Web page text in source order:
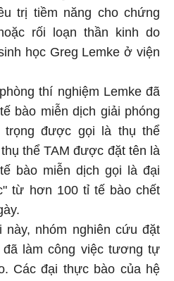
trị tiềm năng cho chứng
rối loạn thần kinh do
học Greg Lemke ở viện
thí nghiệm Lemke đã
bào miễn dịch giải phóng
được gọi là thụ thể
thể TAM được đặt tên là
bào miễn dịch gọi là đại
từ hơn 100 tỉ tế bào chết
này, nhóm nghiên cứu đặt
làm công việc tương tự
Các đại thực bào của hệ